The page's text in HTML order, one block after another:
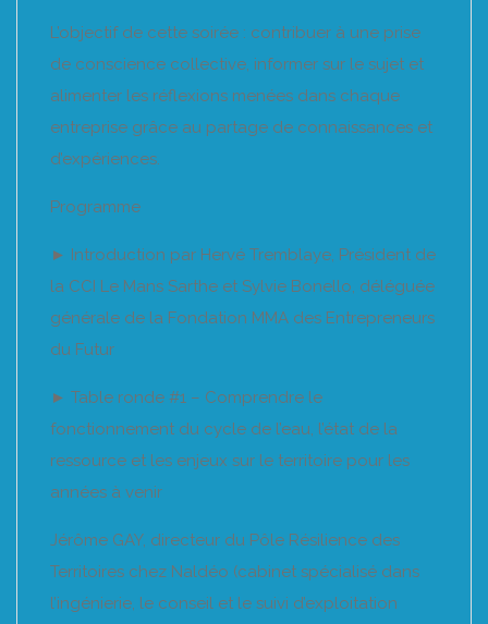
L’objectif de cette soirée : contribuer à une prise
de conscience collective, informer sur le sujet et
alimenter les réflexions menées dans chaque
entreprise grâce au partage de connaissances et
d’expériences.
Programme
► Introduction par Hervé Tremblaye, Président de
la CCI Le Mans Sarthe et Sylvie Bonello, déléguée
générale de la Fondation MMA des Entrepreneurs
du Futur
► Table ronde #1 – Comprendre le
fonctionnement du cycle de l’eau, l’état de la
ressource et les enjeux sur le territoire pour les
années à venir
Jérôme GAY, directeur du Pôle Résilience des
Territoires chez Naldéo (cabinet spécialisé dans
l’ingénierie, le conseil et le suivi d’exploitation